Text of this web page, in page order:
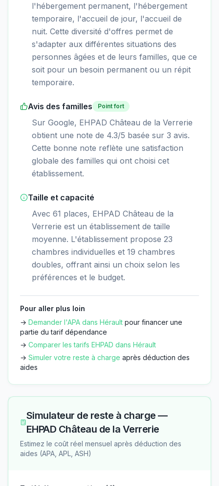
l'hébergement permanent, l'hébergement
temporaire, l'accueil de jour, l'accueil de
nuit. Cette diversité d'offres permet de
s'adapter aux différentes situations des
personnes âgées et de leurs familles, que ce
soit pour un besoin permanent ou un répit
temporaire.
Avis des familles Point fort
Sur Google, EHPAD Château de la Verrerie
obtient une note de 4.3/5 basée sur 3 avis.
Cette bonne note reflète une satisfaction
globale des familles qui ont choisi cet
établissement.
Taille et capacité
Avec 61 places, EHPAD Château de la
Verrerie est un établissement de taille
moyenne. L'établissement propose 23
chambres individuelles et 19 chambres
doubles, offrant ainsi un choix selon les
préférences et le budget.
Pour aller plus loin
→ Demander l'APA dans Hérault pour financer une
partie du tarif dépendance
→ Comparer les tarifs EHPAD dans Hérault
→ Simuler votre reste à charge après déduction des
aides
Simulateur de reste à charge —
EHPAD Château de la Verrerie
Estimez le coût réel mensuel après déduction des
aides (APA, APL, ASH)